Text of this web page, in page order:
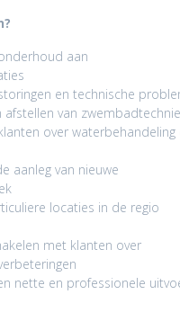
aan
en technische
afstellen van
over waterbehandeling
aanleg van nieuwe
locaties in de regio
met klanten over
nette en professionele